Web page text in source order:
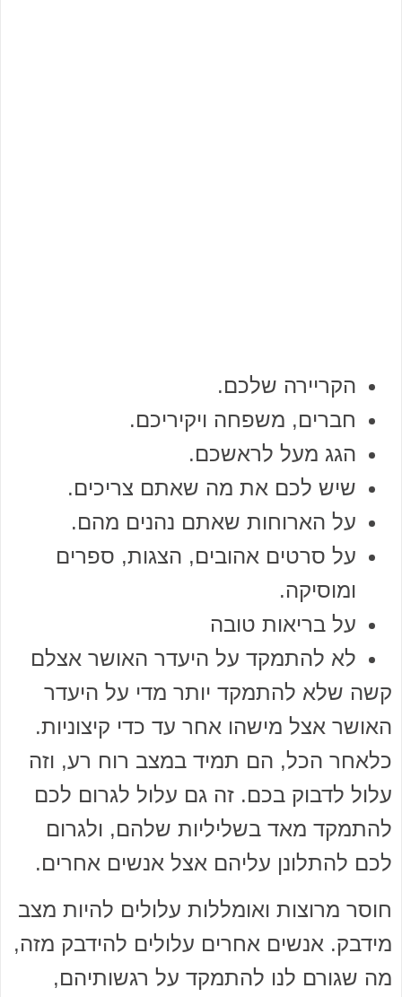
הקריירה שלכם.
חברים, משפחה ויקיריכם.
הגג מעל לראשכם.
שיש לכם את מה שאתם צריכים.
על הארוחות שאתם נהנים מהם.
על סרטים אהובים, הצגות, ספרים
ומוסיקה.
על בריאות טובה
לא להתמקד על היעדר האושר אצלם
קשה שלא להתמקד יותר מדי על היעדר
האושר אצל מישהו אחר עד כדי קיצוניות.
כלאחר הכל, הם תמיד במצב רוח רע, וזה
עלול לדבוק בכם. זה גם עלול לגרום לכם
להתמקד מאד בשליליות שלהם, ולגרום
לכם להתלונן עליהם אצל אנשים אחרים.
חוסר מרוצות ואומללות עלולים להיות מצב
מידבק. אנשים אחרים עלולים להידבק מזה,
מה שגורם לנו להתמקד על רגשותיהם,